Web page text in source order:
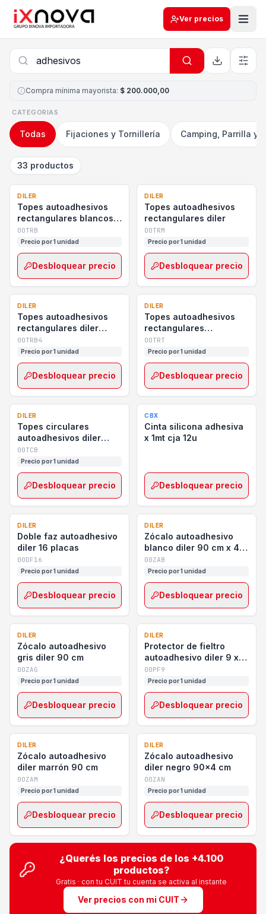
Ver precios
Compra mínima mayorista: $ 200.000,00
CATEGORIAS
Todas Fijaciones y Tornillería Camping, Parrilla y
33 productos
DILER
Topes autoadhesivos
rectangulares blancos
diler
00TRB
Precio por 1 unidad
Desbloquear precio
DILER
Topes autoadhesivos
rectangulares diler
00TRM
Precio por 1 unidad
Desbloquear precio
DILER
Topes autoadhesivos
rectangulares diler
blancos x 4 unidades
00TRB4
Precio por 1 unidad
Desbloquear precio
DILER
Topes autoadhesivos
rectangulares
transparentes diler
00TRT
Precio por 1 unidad
Desbloquear precio
DILER
Topes circulares
autoadhesivos diler
blancos 4 cm
00TCB
Precio por 1 unidad
Desbloquear precio
CBX
Cinta silicona adhesiva
x 1mt cja 12u
Desbloquear precio
DILER
Doble faz autoadhesivo
diler 16 placas
00DF16
Precio por 1 unidad
Desbloquear precio
DILER
Zócalo autoadhesivo
blanco diler 90 cm x 4
cm
00ZAB
Precio por 1 unidad
Desbloquear precio
DILER
Zócalo autoadhesivo
gris diler 90 cm
00ZAG
Precio por 1 unidad
Desbloquear precio
DILER
Protector de fieltro
autoadhesivo diler 9 x
50 cm
00PF9
Precio por 1 unidad
Desbloquear precio
DILER
Zócalo autoadhesivo
diler marrón 90 cm
00ZAM
Precio por 1 unidad
Desbloquear precio
DILER
Zócalo autoadhesivo
diler negro 90x4 cm
00ZAN
Precio por 1 unidad
Desbloquear precio
¿Querés los precios de los +4.100
productos?
Gratis · con tu CUIT tu cuenta se activa al instante
Ver precios con mi CUIT